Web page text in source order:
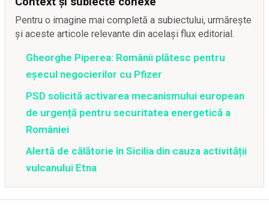
Pentru o imagine mai completă a subiectului, urmărește
și aceste articole relevante din același flux editorial.
Gheorghe Piperea: Românii plătesc pentru
eșecul negocierilor cu Pfizer
PSD solicită activarea mecanismului european
de urgență pentru securitatea energetică a
României
Alertă de călătorie în Sicilia din cauza activității
vulcanului Etna